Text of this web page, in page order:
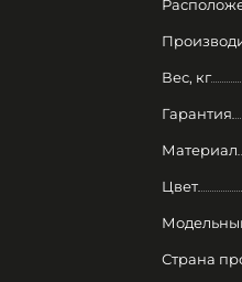
Вес, кг
Гарантия
Материал
Цвет
Страна